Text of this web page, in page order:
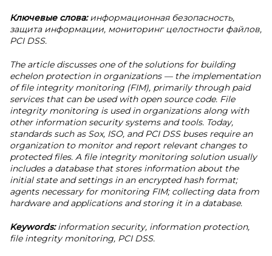
Ключевые слова:информационная безопасность,
защита информации, мониторинг целостности файлов,
PCI DSS.
The article discusses one of the solutions for building
echelon protection in organizations — the implementation
of file integrity monitoring (FIM), primarily through paid
services that can be used with open source code. File
integrity monitoring is used in organizations along with
other information security systems and tools. Today,
standards such as Sox, ISO, and PCI DSS buses require an
organization to monitor and report relevant changes to
protected files. A file integrity monitoring solution usually
includes a database that stores information about the
initial state and settings in an encrypted hash format;
agents necessary for monitoring FIM; collecting data from
hardware and applications and storing it in a database.
Keywords:information security, information protection,
file integrity monitoring, PCI DSS.